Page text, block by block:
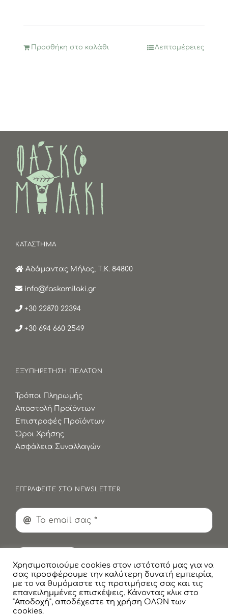
Προσθήκη στο καλάθι Λεπτομέρειες
ΚΑΤΑΣΤΗΜΑ
Αδάμαντας Μήλος, Τ.Κ. 84800
info@faskomilaki.gr
+30 22870 22394
+30 694 660 2549
ΕΞΥΠΗΡΕΤΗΣΗ ΠΕΛΑΤΩΝ
Τρόποι Πληρωμής
Αποστολή Προϊόντων
Επιστροφές Προϊόντων
Όροι Χρήσης
Ασφάλεια Συναλλαγών
ΕΓΓΡΑΦΕΙΤΕ ΣΤΟ NEWSLETTER
Χρησιμοποιούμε cookies στον ιστότοπό μας για να
σας προσφέρουμε την καλύτερη δυνατή εμπειρία,
με το να θυμόμαστε τις προτιμήσεις σας και τις
επανειλημμένες επισκέψεις. Κάνοντας κλικ στο
"Αποδοχή", αποδέχεστε τη χρήση ΟΛΩΝ των
cookies.